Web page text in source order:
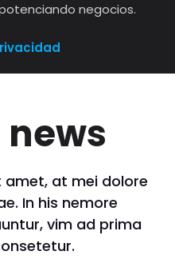
negocios.
amet, at mei dolore
In his nemore
vim ad prima